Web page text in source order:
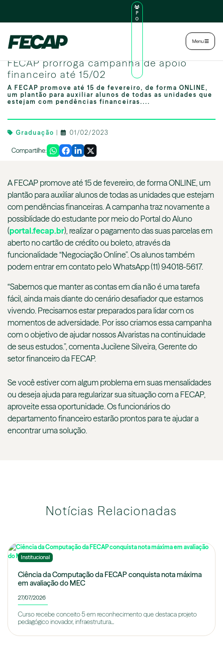
P
O
U
N
Menu
FECAP prorroga campanha de apoio
financeiro até 15/02
A FECAP promove até 15 de fevereiro, de forma ONLINE,
um plantão para auxiliar alunos de todas as unidades que
estejam com pendências financeiras....
Graduação 01/02/2023
Compartilhe:
A FECAP promove até 15 de fevereiro, de forma ONLINE, um
plantão para auxiliar alunos de todas as unidades que estejam
com pendências financeiras. A campanha traz novamente a
possiblidade do estudante por meio do Portal do Aluno
(portal.fecap.br), realizar o pagamento das suas parcelas em
aberto no cartão de crédito ou boleto, através da
funcionalidade “Negociação Online”. Os alunos também
podem entrar em contato pelo WhatsApp (11) 94018-5617.
“Sabemos que manter as contas em dia não é uma tarefa
fácil, ainda mais diante do cenário desafiador que estamos
vivendo. Precisamos estar preparados para lidar com os
momentos de adversidade. Por isso criamos essa campanha
com o objetivo de ajudar nossos Alvaristas na continuidade
de seus estudos.”, comenta Jucilene Silveira, Gerente do
setor financeiro da FECAP.
Se você estiver com algum problema em suas mensalidades
ou deseja ajuda para regularizar sua situação com a FECAP,
aproveite essa oportunidade. Os funcionários do
departamento financeiro estarão prontos para te ajudar a
encontrar uma solução.
Notícias Relacionadas
Institucional
Ciência da Computação da FECAP conquista nota máxima
em avaliação do MEC
27/07/2026
Curso recebe conceito 5 em reconhecimento que destaca projeto
pedagógico inovador, infraestrutura...